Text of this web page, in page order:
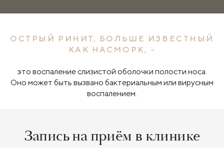
ОСТРЫЙ РИНИТ, БОЛЬШЕ ИЗВЕСТНЫЙ
КАК НАСМОРК, -
это воспаление слизистой оболочки полости носа.
Оно может быть вызвано бактериальным или вирусным
воспалением.
Запись на приём в клинике